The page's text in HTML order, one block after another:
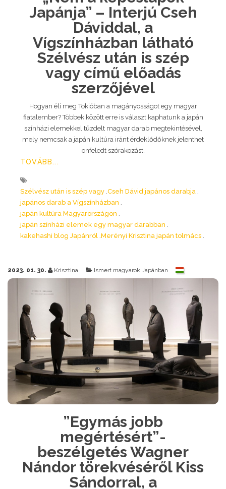
Japánja” – Interjú Cseh
Dáviddal, a
Vígszínházban látható
Szélvész után is szép
vagy című előadás
szerzőjével
Hogyan éli meg Tokióban a magányosságot egy magyar
fiatalember? Többek között erre is választ kaphatunk a japán
színházi elemekkel tűzdelt magyar darab megtekintésével,
mely nemcsak a japán kultúra iránt érdeklődőknek jelenthet
önfeledt szórakozást.
TOVÁBB...
Szélvész után is szép vagy Cseh Dávid japános darabja
japános darab a Vígszínházban
japán kultúra Magyarországon
japán színházi elemek egy magyar darabban
kakehashi blog Japánról Merényi Krisztina japán tolmács
2023. 01. 30. Krisztina Ismert magyarok Japánban
”Egymás jobb
megértésért”-
beszélgetés Wagner
Nándor törekvéséről Kiss
Sándorral, a